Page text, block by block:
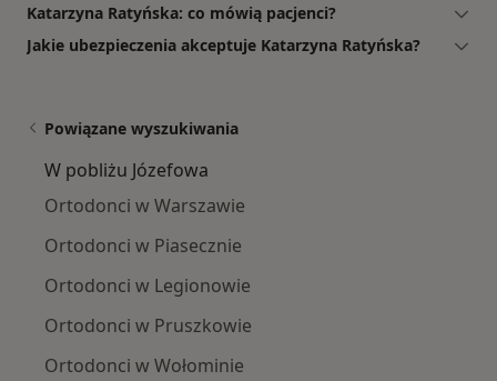
Katarzyna Ratyńska: co mówią pacjenci?
Jakie ubezpieczenia akceptuje Katarzyna Ratyńska?
Powiązane wyszukiwania
W pobliżu Józefowa
Ortodonci w Warszawie
Ortodonci w Piasecznie
Ortodonci w Legionowie
Ortodonci w Pruszkowie
Ortodonci w Wołominie